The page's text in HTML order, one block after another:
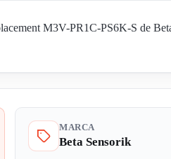
M3V-PR1C-PS6K-S de
MARCA
Beta Sensorik